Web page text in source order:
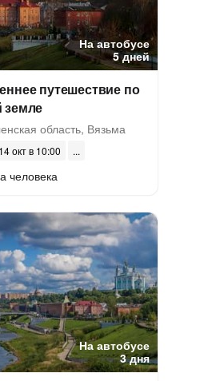
На автобусе
5 дней
путешествие по
земле
область, Вязьма
14 окт в 10:00
человека
На автобусе
3 дня